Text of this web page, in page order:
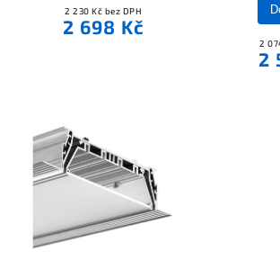
2 230 Kč bez DPH
2 698 Kč
2
2